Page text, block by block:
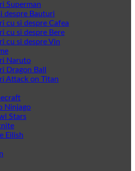
Superman
despre Bauturi
cu si despre Cafea
cu si despre Bere
cu si despre Vin
Naruto
Dragon Ball
Attack on Titan
Ninjago
Stars
Eilish